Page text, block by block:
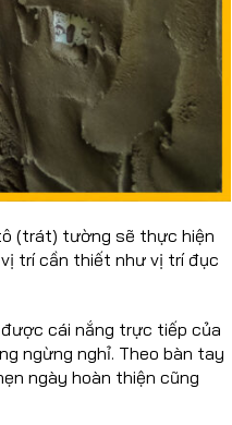
(trát) tường sẽ thực hiện
trí cần thiết như vị trí đục
cái nắng trực tiếp của
ngừng nghỉ. Theo bàn tay
ngày hoàn thiện cũng